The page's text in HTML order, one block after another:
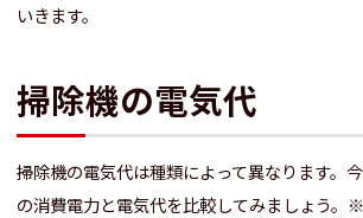
いきます。
掃除機の電気代
掃除機の電気代は種類によって異なります。
の消費電力と電気代を比較してみましょう。